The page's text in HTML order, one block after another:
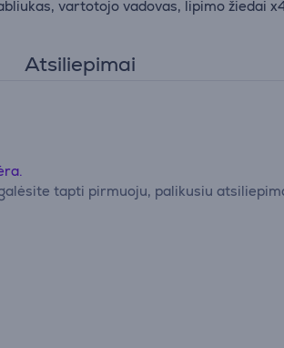
vartotojo vadovas, lipimo žiedai
Atsiliepimai
tapti pirmuoju, palikusiu